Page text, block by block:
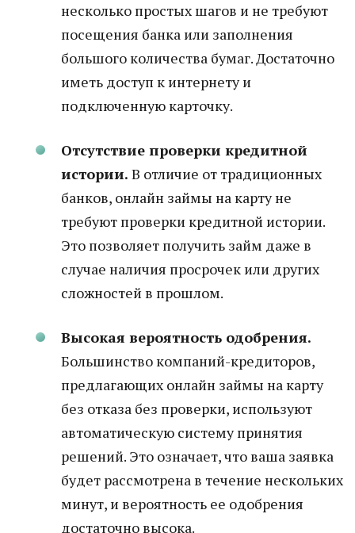
несколько простых шагов и не требуют
посещения банка или заполнения
большого количества бумаг. Достаточно
иметь доступ к интернету и
подключенную карточку.
Отсутствие проверки кредитной
истории. В отличие от традиционных
банков, онлайн займы на карту не
требуют проверки кредитной истории.
Это позволяет получить займ даже в
случае наличия просрочек или других
сложностей в прошлом.
Высокая вероятность одобрения.
Большинство компаний-кредиторов,
предлагающих онлайн займы на карту
без отказа без проверки, используют
автоматическую систему принятия
решений. Это означает, что ваша заявка
будет рассмотрена в течение нескольких
минут, и вероятность ее одобрения
достаточно высока.